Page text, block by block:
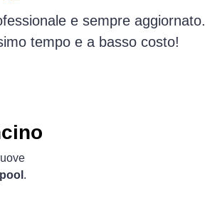
e sempre aggiornato.
tempo e a basso costo!
.